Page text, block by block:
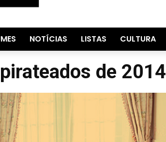
NOTÍCIAS LISTAS CULTURA
de 2014